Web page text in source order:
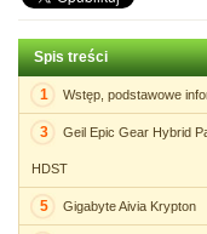
Spis treści
1 Wstęp, podstawowe
3 Geil Epic Gear Hybrid
HDST
5 Gigabyte Aivia Krypton